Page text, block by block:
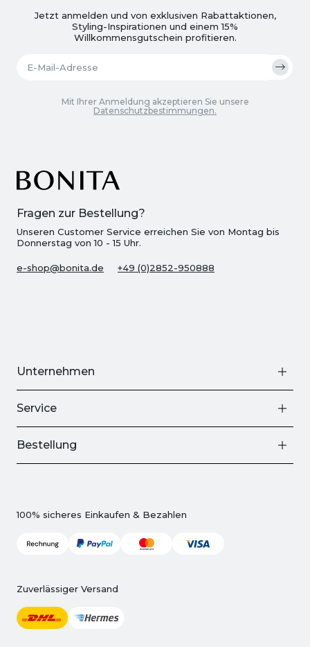
Fragen zur Bestellung?
Unseren Customer Service erreichen Sie von Montag bis
Donnerstag von 10 - 15 Uhr.
e-shop@bonita.de +49 (0)2852-950888
Jetzt anmelden und von exklusiven Rabattaktionen,
Styling-Inspirationen und einem 15%
Willkommensgutschein profitieren.
Mit Ihrer Anmeldung akzeptieren Sie unsere
Datenschutzbestimmungen.
Unternehmen
Service
Bestellung
100% sicheres Einkaufen & Bezahlen
Zuverlässiger Versand